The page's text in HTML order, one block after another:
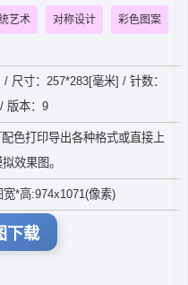
艺术 对称设计 彩色图案
尺寸：257*283[毫米] / 针数：
版本：9
色打印导出各种格式或直接上
效果图。
*高:974x1071(像素)
下载